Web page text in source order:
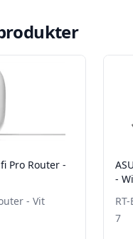
Pro Router -
- Vit
-
7